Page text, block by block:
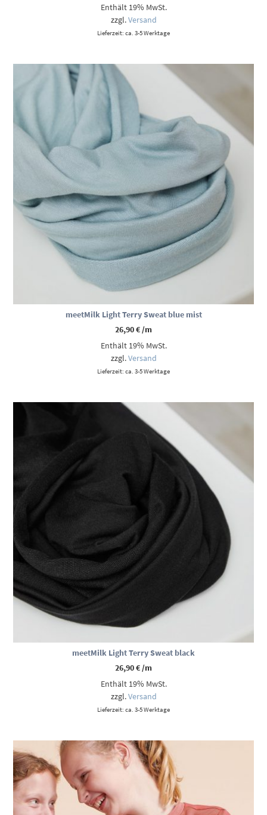
Enthält 19% MwSt.
zzgl.Versand
Lieferzeit: ca. 3-5 Werktage
meetMilk Light Terry Sweat blue mist
26,90€/m
Enthält 19% MwSt.
zzgl.Versand
Lieferzeit: ca. 3-5 Werktage
meetMilk Light Terry Sweat black
26,90€/m
Enthält 19% MwSt.
zzgl.Versand
Lieferzeit: ca. 3-5 Werktage